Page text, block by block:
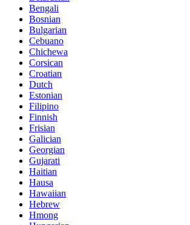
Bengali
Bosnian
Bulgarian
Cebuano
Chichewa
Corsican
Croatian
Dutch
Estonian
Filipino
Finnish
Frisian
Galician
Georgian
Gujarati
Haitian
Hausa
Hawaiian
Hebrew
Hmong